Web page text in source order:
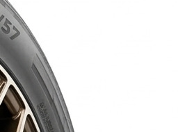
العلامة
التجارية